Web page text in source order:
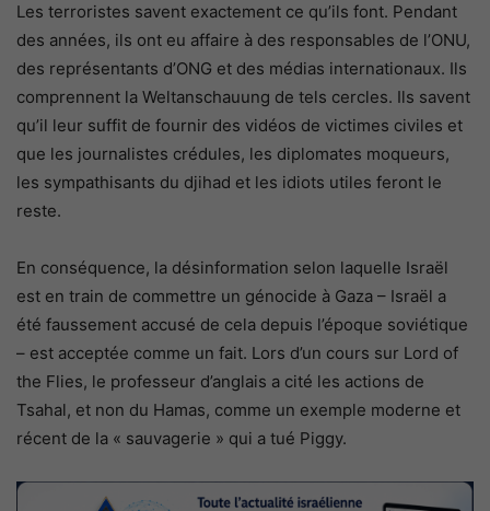
Les terroristes savent exactement ce qu’ils font. Pendant
des années, ils ont eu affaire à des responsables de l’ONU,
des représentants d’ONG et des médias internationaux. Ils
comprennent la Weltanschauung de tels cercles. Ils savent
qu’il leur suffit de fournir des vidéos de victimes civiles et
que les journalistes crédules, les diplomates moqueurs,
les sympathisants du djihad et les idiots utiles feront le
reste.
En conséquence, la désinformation selon laquelle Israël
est en train de commettre un génocide à Gaza – Israël a
été faussement accusé de cela depuis l’époque soviétique
– est acceptée comme un fait. Lors d’un cours sur Lord of
the Flies, le professeur d’anglais a cité les actions de
Tsahal, et non du Hamas, comme un exemple moderne et
récent de la « sauvagerie » qui a tué Piggy.